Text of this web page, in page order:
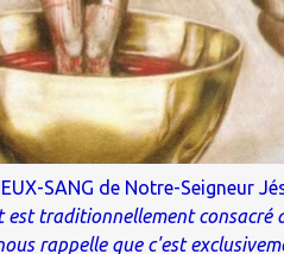
SANG de Notre-Seigneur
traditionnellement consacré
rappelle que c'est